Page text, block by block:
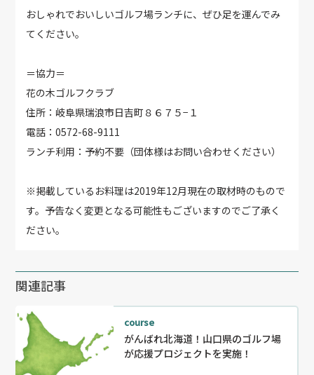
おしゃれでおいしいゴルフ場ランチに、ぜひ足を運んでみ
てください。
＝協力＝
花の木ゴルフクラブ
住所：岐阜県瑞浪市日吉町８６７５−１
電話：0572-68-9111
ランチ利用：予約不要（団体様はお問い合わせください）
※掲載しているお料理は2019年12月現在の取材時のもので
す。予告なく変更となる可能性もございますのでご了承く
ださい。
関連記事
course
がんばれ北海道！山口県のゴルフ場
が応援プロジェクトを実施！